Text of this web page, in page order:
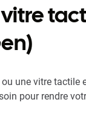
vitre
une vitre
pour rendre